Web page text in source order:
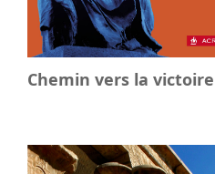
Chemin vers la victoire